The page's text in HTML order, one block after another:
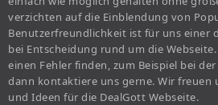
verzichten auf die Einblendung von
Benutzerfreundlichkeit ist für uns einer
bei Entscheidung rund um die
einen Fehler finden, zum Beispiel bei
dann kontaktiere uns gerne. Wir freuen
und Ideen für die DealGott Webseite.